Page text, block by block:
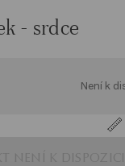
- srdce
Není k
NENÍ K